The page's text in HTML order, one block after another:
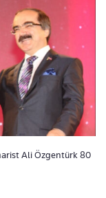
Ali Özgentürk 80